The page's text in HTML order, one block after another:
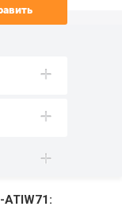
ATIW71: